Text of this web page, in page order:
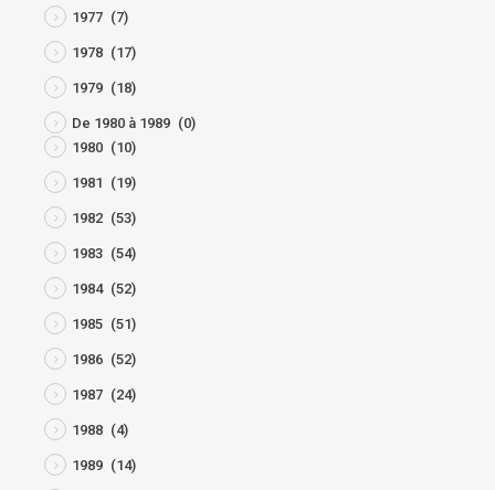
1977 (7)
1978 (17)
1979 (18)
De 1980 à 1989 (0)
1980 (10)
1981 (19)
1982 (53)
1983 (54)
1984 (52)
1985 (51)
1986 (52)
1987 (24)
1988 (4)
1989 (14)